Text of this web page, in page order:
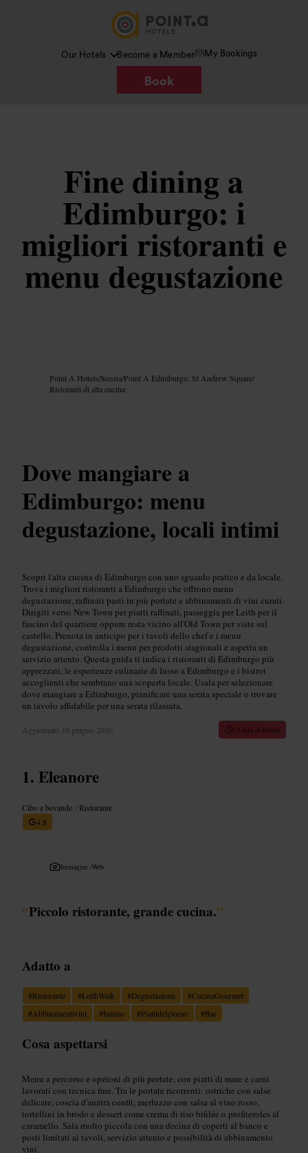
Our Hotels Become a Member My Bookings
Book
Fine dining a
Edimburgo: i
migliori ristoranti e
menu degustazione
Point A Hotels/Scozia/Point A Edimburgo, St Andrew Square/
Ristoranti di alta cucina
Dove mangiare a
Edimburgo: menu
degustazione, locali intimi
Scopri l'alta cucina di Edimburgo con uno sguardo pratico e da locale.
Trova i migliori ristoranti a Edimburgo che offrono menu
degustazione, raffinati pasti in più portate e abbinamenti di vini curati.
Dirigiti verso New Town per piatti raffinati, passeggia per Leith per il
fascino del quartiere oppure resta vicino all'Old Town per viste sul
castello. Prenota in anticipo per i tavoli dello chef e i menu
degustazione, controlla i menu per prodotti stagionali e aspetta un
servizio attento. Questa guida ti indica i ristoranti di Edimburgo più
apprezzati, le esperienze culinarie di lusso a Edimburgo e i bistrot
accoglienti che sembrano una scoperta locale. Usala per selezionare
dove mangiare a Edimburgo, pianificare una serata speciale o trovare
un tavolo affidabile per una serata rilassata.
Aggiornato 10 giugno 2026 13 min di lettura
Eleanore
Cibo e bevande • Ristorante
4,8
Immagine /Web
“Piccolo ristorante, grande cucina.”
Adatto a
#Ristorante #LeithWalk #Degustazione #CucinaGourmet
#Abbinamentivini #Intimo #Piattidelgiorno #Bar
Cosa aspettarsi
Menu a percorso e opzioni di più portate, con piatti di mare e carni
lavorati con tecnica fine. Tra le portate ricorrenti: ostriche con salse
delicate, coscia d'anatra confit, merluzzo con salsa al vino rosso,
tortellini in brodo e dessert come crema di riso brûlée o profiteroles al
caramello. Sala molto piccola con una decina di coperti al banco e
posti limitati ai tavoli, servizio attento e possibilità di abbinamento
vini.